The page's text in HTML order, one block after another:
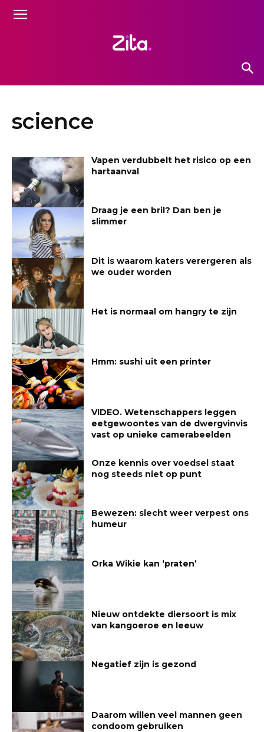
science
Vapen verdubbelt het risico op een
hartaanval
Draag je een bril? Dan ben je
slimmer
Dit is waarom katers verergeren als
we ouder worden
Het is normaal om hangry te zijn
Hmm: sushi uit een printer
VIDEO. Wetenschappers leggen
eetgewoontes van de dwergvinvis
vast op unieke camerabeelden
Onze kennis over voedsel staat
nog steeds niet op punt
Bewezen: slecht weer verpest ons
humeur
Orka Wikie kan ‘praten’
Nieuw ontdekte diersoort is mix
van kangoeroe en leeuw
Negatief zijn is gezond
Daarom willen veel mannen geen
condoom gebruiken